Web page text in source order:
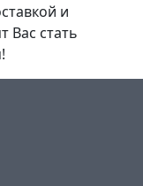
и
Вас стать